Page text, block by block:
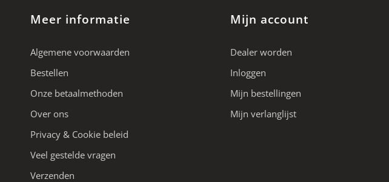
Meer informatie
Algemene voorwaarden
Bestellen
Onze betaalmethoden
Over ons
Privacy & Cookie beleid
Veel gestelde vragen
Verzenden
Mijn account
Dealer worden
Inloggen
Mijn bestellingen
Mijn verlanglijst